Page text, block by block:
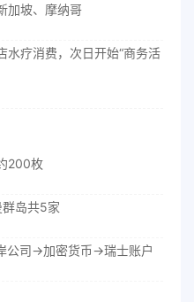
加坡、摩纳哥
水疗消费，次日开始“商务活
200枚
岛共5家
公司→加密货币→瑞士账户